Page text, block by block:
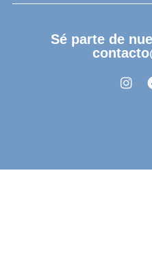
Sé parte de